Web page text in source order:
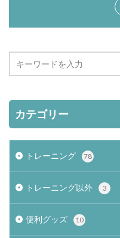
カテゴリー
トレーニング 78
トレーニング以外 3
便利グッズ 10